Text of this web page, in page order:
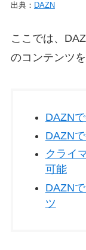
出典： DAZN
ここでは、
のコンテンツ
DAZN
DAZN
クライ
可能
DAZN
ツ